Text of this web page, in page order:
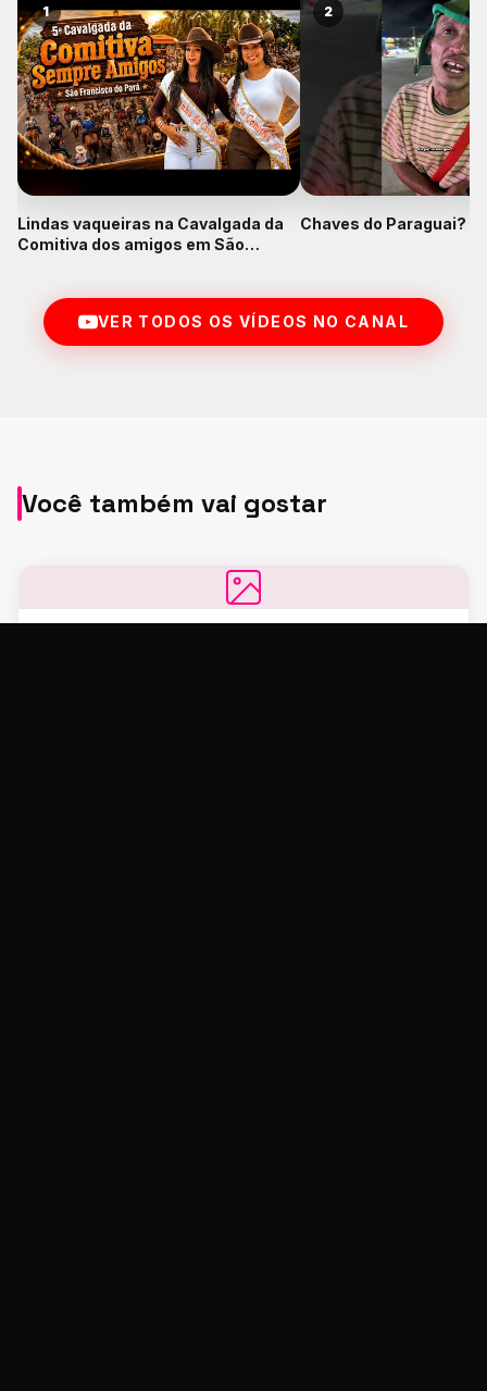
1
Lindas vaqueiras na Cavalgada da
Comitiva dos amigos em São
2
Chaves do Paraguai?
VER TODOS OS VÍDEOS NO CANAL
Você também vai gostar